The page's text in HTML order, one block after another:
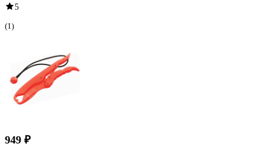
5
(1)
949 ₽